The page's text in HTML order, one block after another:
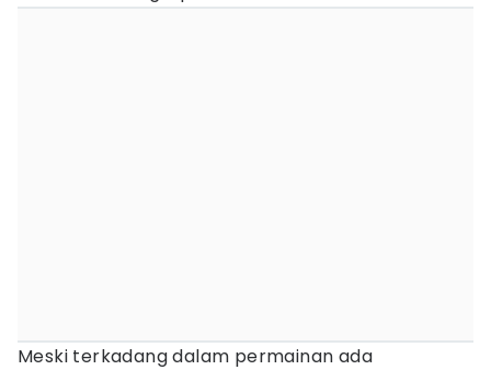
Meski terkadang dalam permainan ada